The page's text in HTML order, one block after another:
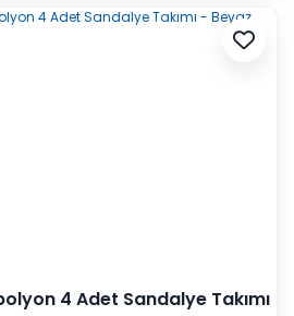
4 Adet Sandalye Takımı